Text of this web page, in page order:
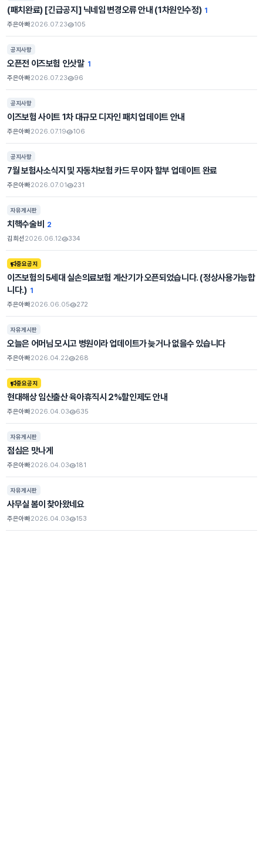
(패치완료) [긴급공지] 닉네임 변경오류 안내 (1차원인수정) 1
주은아빠2026.07.23 조회
105
공지사항
오픈전 이즈보험 인삿말 1
주은아빠2026.07.23 조회
96
공지사항
이즈보험 사이트 1차 대규모 디자인 패치 업데이트 안내
주은아빠2026.07.19 조회
106
공지사항
7월 보험사소식지 및 자동차보험 카드 무이자 할부 업데이트 완료
주은아빠2026.07.01 조회
231
자유게시판
치핵수술비 2
김희선 2026.06.12 조회
334
중요공지
이즈보험의 5세대 실손의료보험 계산기가 오픈되었습니다. (정상사용가능합
니다.) 1
주은아빠2026.06.05 조회
272
자유게시판
오늘은 어머님 모시고 병원이라 업데이트가 늦거나 없을수 있습니다
주은아빠2026.04.22 조회
268
중요공지
현대해상 임신출산 육아휴직시 2%할인제도 안내
주은아빠2026.04.03 조회
635
자유게시판
점심은 맛나게
주은아빠2026.04.03 조회
181
자유게시판
사무실 봄이 찾아왔네요
주은아빠2026.04.03 조회
153